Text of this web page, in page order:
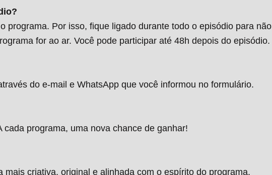
programa. Por isso, fique ligado durante todo o episódio para não
for ao ar. Você pode participar até 48h depois do episódio.
do e-mail e WhatsApp que você informou no formulário.
programa, uma nova chance de ganhar!
criativa, original e alinhada com o espírito do programa.